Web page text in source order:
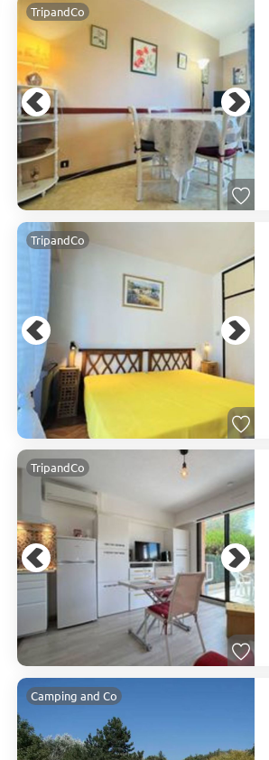
TripandCo
TripandCo
TripandCo
Camping and Co